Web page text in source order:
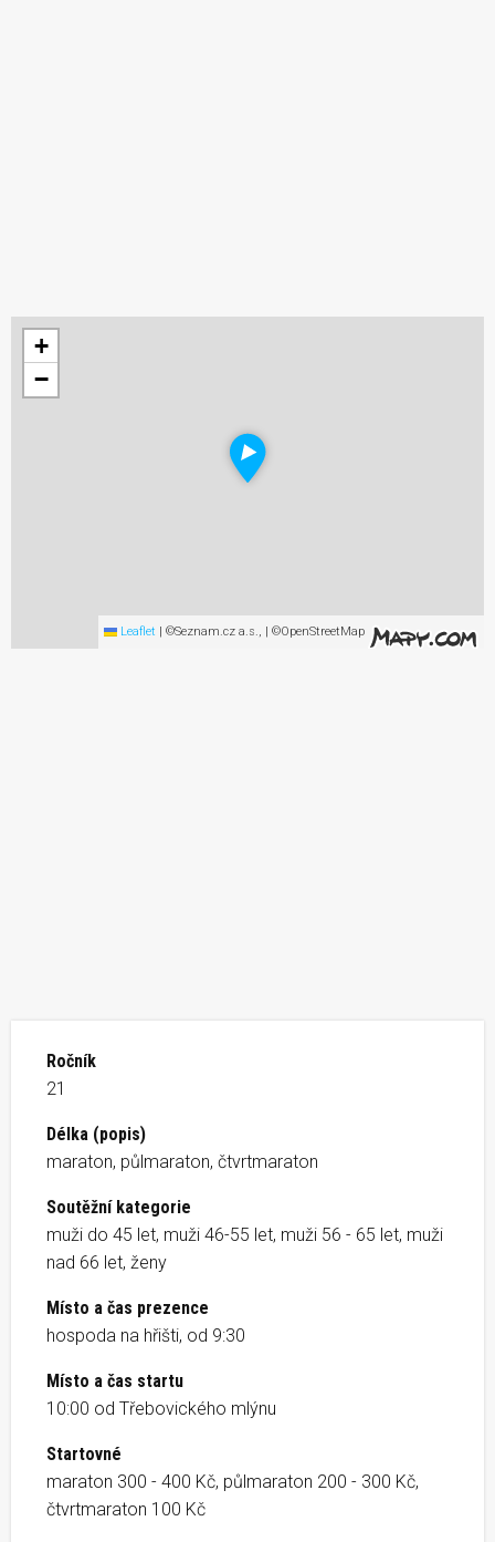
+
−
Leaflet | ©Seznam.cz a.s., | ©OpenStreetMap
Ročník
21
Délka (popis)
maraton, půlmaraton, čtvrtmaraton
Soutěžní kategorie
muži do 45 let, muži 46-55 let, muži 56 - 65 let, muži
nad 66 let, ženy
Místo a čas prezence
hospoda na hřišti, od 9:30
Místo a čas startu
10:00 od Třebovického mlýnu
Startovné
maraton 300 - 400 Kč, půlmaraton 200 - 300 Kč,
čtvrtmaraton 100 Kč